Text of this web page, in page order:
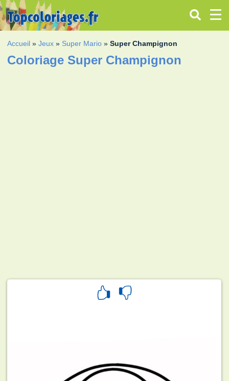
Accueil »Jeux » Super Mario »Super Champignon
Coloriage Super Champignon